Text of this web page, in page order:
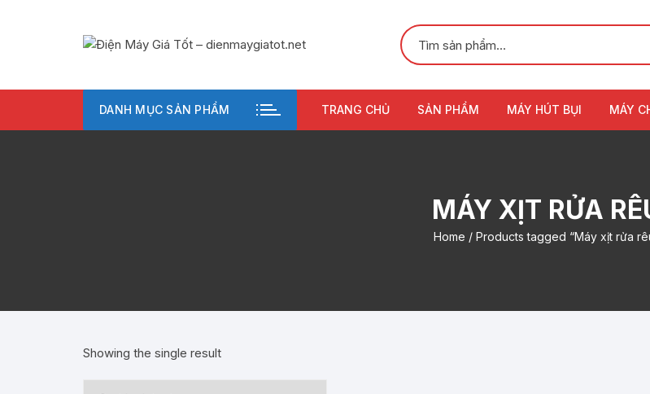
DANH MỤC SẢN PHẨM TRANG CHỦ SẢN PHẨM MÁY HÚT BỤI MÁY
MÁY XỊT RỬA
Home / Products tagged “Máy xịt rửa
Showing the single result